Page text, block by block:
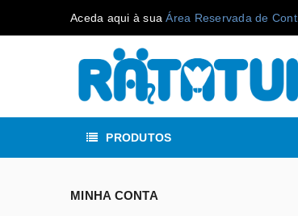
Aceda aqui à suaÁrea Reservada de
PRODUTOS
MINHA CONTA